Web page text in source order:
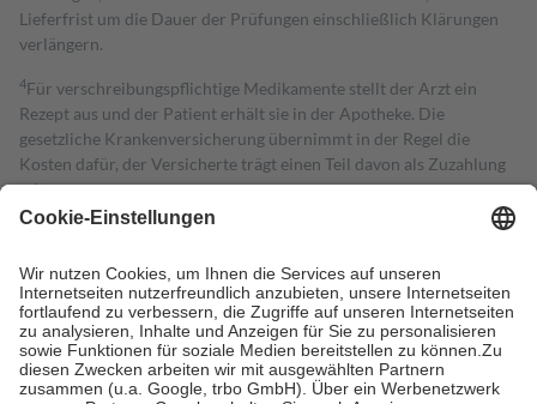
Lieferfrist um die Dauer der Prüfungen einschließlich Klärungen
verlängern.
4Für verschreibungspflichtige Medikamente stellt der Arzt ein
Rezept aus und der Patient erhält sie in der Apotheke. Die
gesetzliche Krankenversicherung übernimmt in der Regel die
Kosten dafür, der Versicherte trägt einen Teil davon als Zuzahlung
mit.
Grundsätzlich leisten Mitglieder Zuzahlungen in Höhe von zehn
höchstens zehn Euro.
Es sind jedoch nie mehr als die tatsächlichen
Kosten der Leistung zu entrichten.
Diese Regeln gelten grundsätzlich auch für Online-Apotheken.
Bei Heilmitteln und häuslicher Krankenpflege beträgt die
Zuzahlung zehn Prozent der Kosten sowie zehn Euro je
Verordnung.